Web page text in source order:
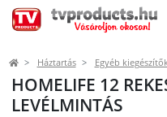
Háztartás Egyéb kiegészítők
HOMELIFE 12
LEVÉLMINTÁS